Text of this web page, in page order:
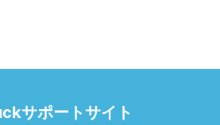
サポートサイト